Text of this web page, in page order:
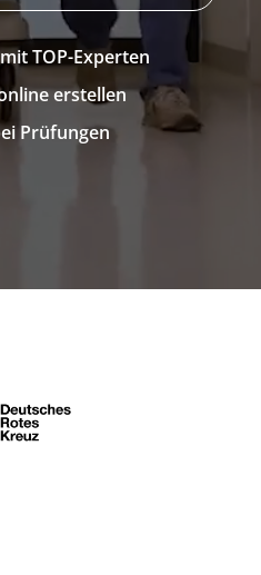
TOP-Experten
erstellen
Prüfungen